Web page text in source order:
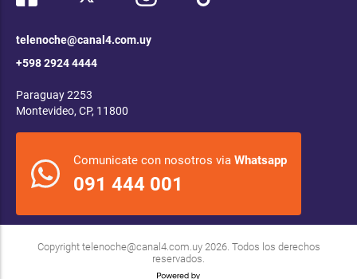
telenoche@canal4.com.uy
+598 2924 4444
Paraguay 2253
Montevideo, CP, 11800
Comunicate con nosotros via Whatsapp
091 444 001
Copyright telenoche@canal4.com.uy2026. Todos los derechos
reservados.